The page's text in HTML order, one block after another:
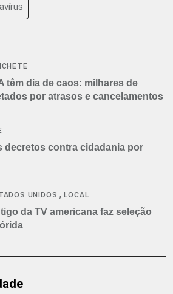
têm dia de caos: milhares de
por atrasos e cancelamentos
decretos contra cidadania por
UNIDOS ,LOCAL
da TV americana faz seleção